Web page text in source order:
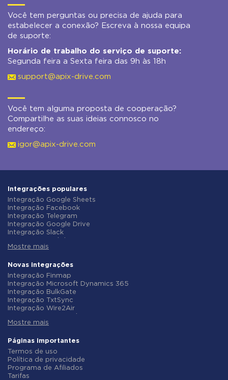
Você tem perguntas ou precisa de ajuda para
estabelecer a conexão? Escreva à nossa equipa
de suporte:
Horário de trabalho do serviço de suporte:
Segunda feira a Sexta feira das 9h às 18h
support@apix-drive.com
Você tem alguma proposta de cooperação?
Compartilhe as suas ideias connosco no
endereço:
igor@apix-drive.com
Integrações populares
Integração Google Sheets
Integração Facebook
Integração Telegram
Integração Google Drive
Integração Slack
Integração Gmail
Integração ClickUp
Integração Airtable
Integração Google Contacts
Integração OpenAI (ChatGPT)
Integração Instagram
Integração ActiveCampaign
Integração Typeform
Integração Salesforce CRM
Integração Notion
Integração AWeber
Integração Asana
Integração ZOHO CRM
Mostre mais
Novas integrações
Integração Finmap
Integração Microsoft Dynamics 365
Integração BulkGate
Integração TxtSync
Integração Wire2Air
Integração Infobip
Integração AtomPark
Integração TXTImpact
Integração Campaign Monitor
Integração CM.com
Integração D7 Networks
Mostre mais
Páginas importantes
Termos de uso
Política de privacidade
Programa de Afiliados
Tarifas